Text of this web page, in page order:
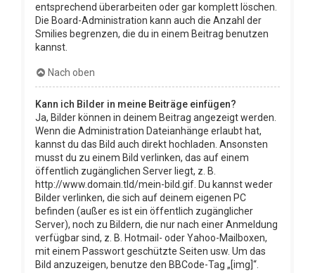
entsprechend überarbeiten oder gar komplett löschen.
Die Board-Administration kann auch die Anzahl der
Smilies begrenzen, die du in einem Beitrag benutzen
kannst.
Nach oben
Kann ich Bilder in meine Beiträge einfügen?
Ja, Bilder können in deinem Beitrag angezeigt werden.
Wenn die Administration Dateianhänge erlaubt hat,
kannst du das Bild auch direkt hochladen. Ansonsten
musst du zu einem Bild verlinken, das auf einem
öffentlich zugänglichen Server liegt, z. B.
http://www.domain.tld/mein-bild.gif. Du kannst weder
Bilder verlinken, die sich auf deinem eigenen PC
befinden (außer es ist ein öffentlich zugänglicher
Server), noch zu Bildern, die nur nach einer Anmeldung
verfügbar sind, z. B. Hotmail- oder Yahoo-Mailboxen,
mit einem Passwort geschützte Seiten usw. Um das
Bild anzuzeigen, benutze den BBCode-Tag „[img]“.